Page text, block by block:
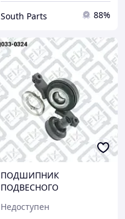
South Parts 88%
ПОДШИПНИК
ПОДВЕСНОГО
0324
Недоступен